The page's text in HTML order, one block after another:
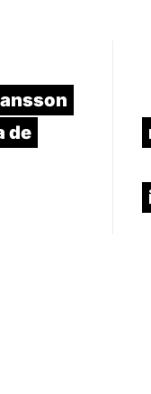
de